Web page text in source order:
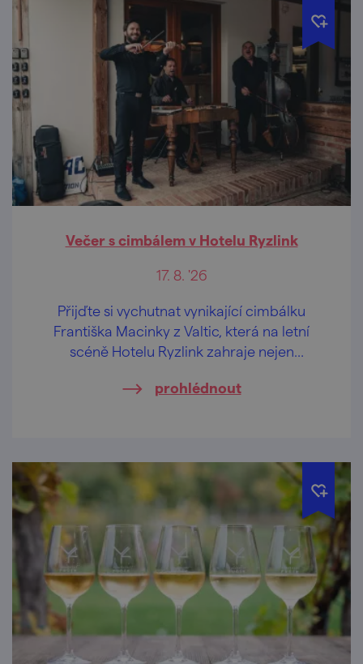
Večer s cimbálem v Hotelu Ryzlink
17. 8. '26
Přijďte si vychutnat vynikající cimbálku
Františka Macinky z Valtic, která na letní
scéně Hotelu Ryzlink zahraje nejen
prohlédnout